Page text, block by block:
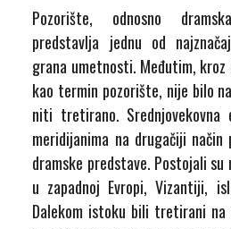
Pozorište, odnosno
predstavlja jednu od
grana umetnosti. Međutim,
kao termin pozorište, nije bilo
niti tretirano.
meridijanima na drugačiji
dramske predstave. Postojali
u zapadnoj Evropi, Vizantiji,
Dalekom istoku bili tretirani na